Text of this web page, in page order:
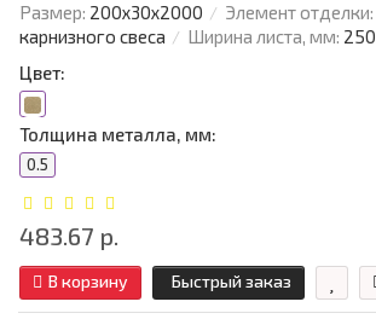
Размер: 200х30х2000 Элемент отделки:
карнизного свеса
Ширина листа, мм: 250
Цвет:
Толщина металла, мм:
0.5
483.67 р.
В корзину Быстрый заказ